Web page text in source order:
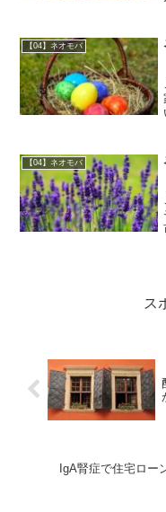
【04】ネオモバ
【04】ネオモバ
ス
IgA腎症で住宅ロ